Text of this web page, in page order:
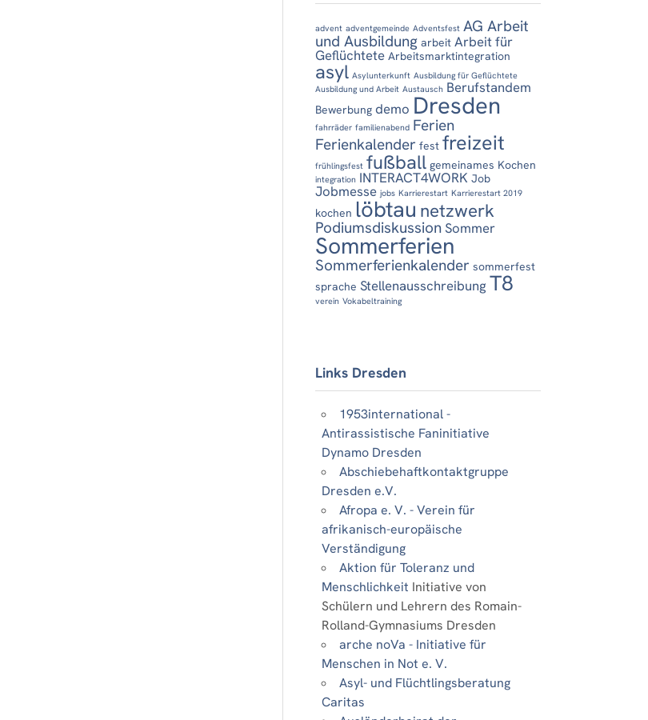
advent adventgemeinde Adventsfest AG Arbeit
und Ausbildung arbeit Arbeit für
Geflüchtete Arbeitsmarktintegration
asyl Asylunterkunft Ausbildung für Geflüchtete
Ausbildung und Arbeit Austausch Berufstandem
Bewerbung demo Dresden
fahrräder familienabend Ferien
Ferienkalender fest freizeit
frühlingsfest fußball gemeinames Kochen
integration INTERACT4WORK Job
Jobmesse jobs Karrierestart Karrierestart 2019
kochen löbtau netzwerk
PodiumsdiskussionSommer
Sommerferien
Sommerferienkalender sommerfest
sprache Stellenausschreibung T8
verein Vokabeltraining
Links Dresden
1953international -
Antirassistische Faninitiative
Dynamo Dresden
Abschiebehaftkontaktgruppe
Dresden e.V.
Afropa e. V. - Verein für
afrikanisch-europäische
Verständigung
Aktion für Toleranz und
Menschlichkeit Initiative von
Schülern und Lehrern des Romain-
Rolland-Gymnasiums Dresden
arche noVa - Initiative für
Menschen in Not e. V.
Asyl- und Flüchtlingsberatung
Caritas